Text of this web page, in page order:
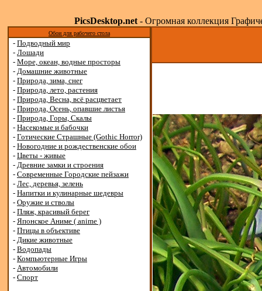
PicsDesktop.net- Огромная коллекция
Обои для рабочего стола
- Подводный мир
- Лошади
- Море, океан, водные просторы
- Домашние животные
- Природа, зима, снег
- Природа, лето, растения
- Природа, Весна, всё расцветает
- Природа, Осень, опавшие листья
- Природа, Горы, Скалы
- Насекомые и бабочки
- Готические Страшные (Gothic Horror)
- Новогодние и рождественские обои
- Цветы - живые
- Древние замки и строения
- Современные Городские пейзажи
- Лес, деревья, зелень
- Напитки и кулинарные шедевры
- Оружие и стволы
- Пляж, красивый берег
- Японское Аниме ( anime )
- Птицы в объективе
- Дикие животные
- Водопады
- Компьютерные Игры
- Автомобили
- Спорт